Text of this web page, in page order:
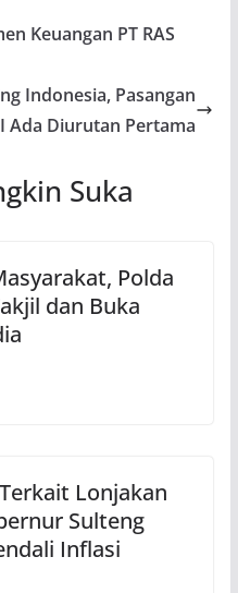
Keuangan PT RAS
Indonesia, Pasangan
Ada Diurutan Pertama
Suka
Polda
dan Buka
Lonjakan
Sulteng
Inflasi